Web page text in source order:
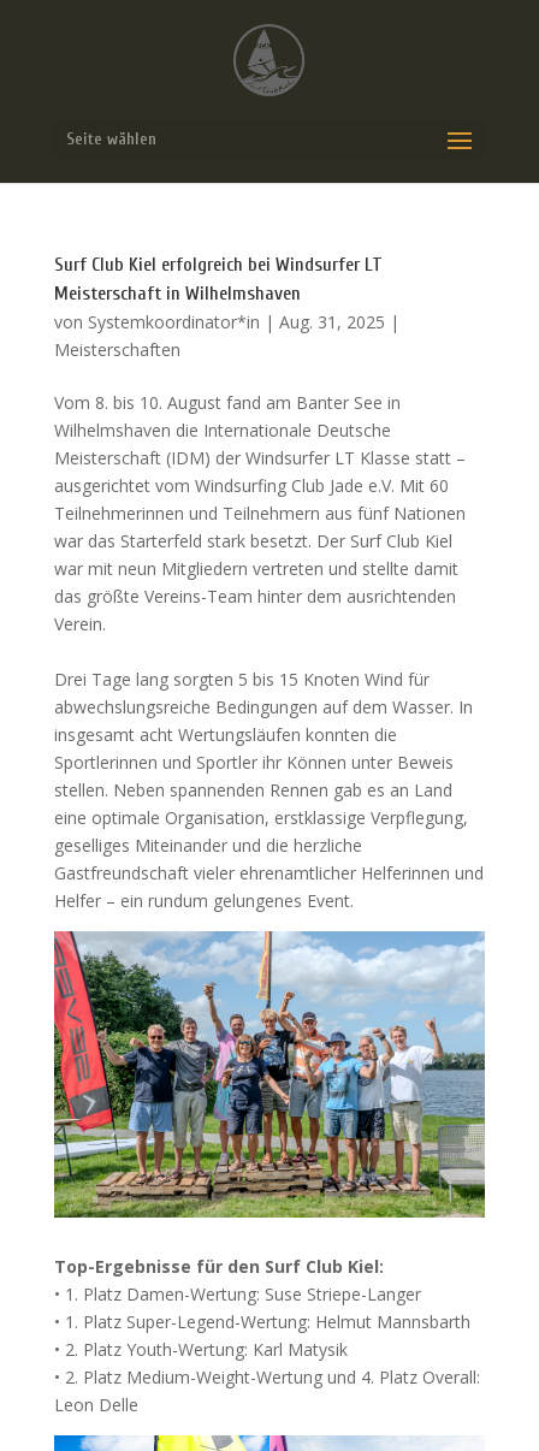
Seite wählen
Surf Club Kiel erfolgreich bei Windsurfer LT
Meisterschaft in Wilhelmshaven
von Systemkoordinator*in | Aug. 31, 2025 |
Meisterschaften
Vom 8. bis 10. August fand am Banter See in
Wilhelmshaven die Internationale Deutsche
Meisterschaft (IDM) der Windsurfer LT Klasse statt –
ausgerichtet vom Windsurfing Club Jade e.V. Mit 60
Teilnehmerinnen und Teilnehmern aus fünf Nationen
war das Starterfeld stark besetzt. Der Surf Club Kiel
war mit neun Mitgliedern vertreten und stellte damit
das größte Vereins-Team hinter dem ausrichtenden
Verein.
Drei Tage lang sorgten 5 bis 15 Knoten Wind für
abwechslungsreiche Bedingungen auf dem Wasser. In
insgesamt acht Wertungsläufen konnten die
Sportlerinnen und Sportler ihr Können unter Beweis
stellen. Neben spannenden Rennen gab es an Land
eine optimale Organisation, erstklassige Verpflegung,
geselliges Miteinander und die herzliche
Gastfreundschaft vieler ehrenamtlicher Helferinnen und
Helfer – ein rundum gelungenes Event.
Top-Ergebnisse für den Surf Club Kiel:
• 1. Platz Damen-Wertung: Suse Striepe-Langer
• 1. Platz Super-Legend-Wertung: Helmut Mannsbarth
• 2. Platz Youth-Wertung: Karl Matysik
• 2. Platz Medium-Weight-Wertung und 4. Platz Overall:
Leon Delle